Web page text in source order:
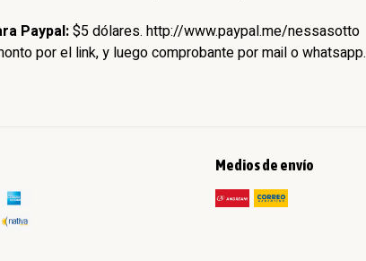
Paypal:$5 dólares. http://www.paypal.me/nessasotto
por el link, y luego comprobante por mail o whatsapp.
Medios de envío